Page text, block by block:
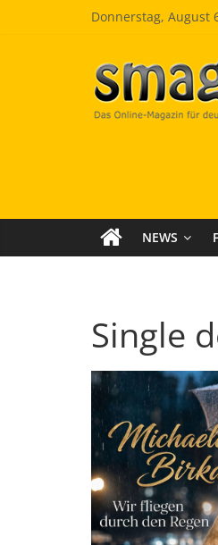
Donnerstag, August
NEWS
Single